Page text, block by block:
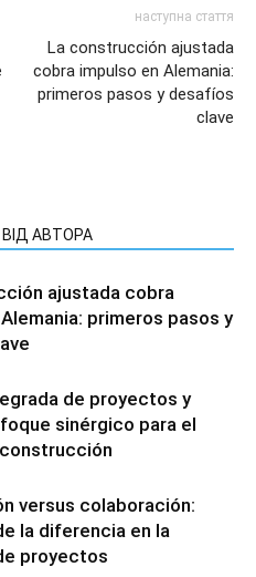
наступна стаття
La construcción ajustada
cobra impulso en Alemania:
primeros pasos y desafíos
clave
ВІД АВТОРА
ajustada cobra
primeros pasos y
de proyectos y
sinérgico para el
versus colaboración:
la diferencia en la
proyectos